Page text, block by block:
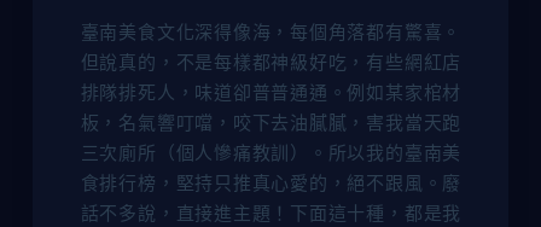
臺南美食文化深得像海，每個角落都有驚喜。
但說真的，不是每樣都神級好吃，有些網紅店
排隊排死人，味道卻普普通通。例如某家棺材
板，名氣響叮噹，咬下去油膩膩，害我當天跑
三次廁所（個人慘痛教訓）。所以我的臺南美
食排行榜，堅持只推真心愛的，絕不跟風。廢
話不多說，直接進主題！下面這十種，都是我